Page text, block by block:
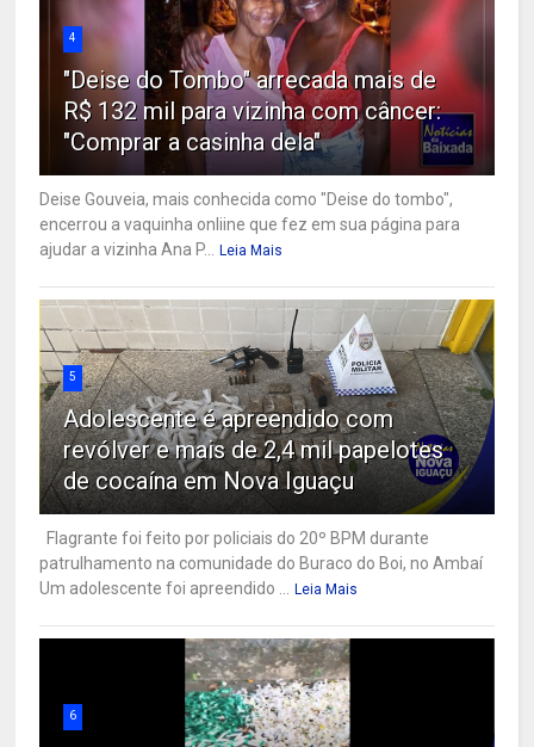
4
"Deise do Tombo" arrecada mais de
R$ 132 mil para vizinha com câncer:
"Comprar a casinha dela"
Deise Gouveia, mais conhecida como "Deise do tombo",
encerrou a vaquinha onliine que fez em sua página para
ajudar a vizinha Ana P...
Leia Mais
5
Adolescente é apreendido com
revólver e mais de 2,4 mil papelotes
de cocaína em Nova Iguaçu
Flagrante foi feito por policiais do 20º BPM durante
patrulhamento na comunidade do Buraco do Boi, no Ambaí
Um adolescente foi apreendido ...
Leia Mais
6